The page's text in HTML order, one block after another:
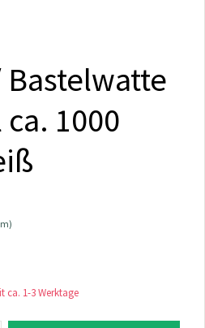
1000
ca. 1-3 Werktage